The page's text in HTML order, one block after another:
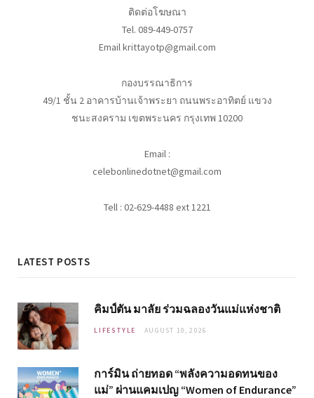
ติดต่อโฆษณา
Tel. 089-449-0757
Email krittayotp@gmail.com
กองบรรณาธิการ
49/1 ชั้น 2 อาคารบ้านเจ้าพระยา ถนนพระอาทิตย์ แขวง
ชนะสงคราม เขตพระนคร กรุงเทพ 10200
Email :
celebonlinedotnet@gmail.com
Tell : 02-629-4488 ext 1221
LATEST POSTS
คิมป์ตัน มาลัย ร่วมฉลองวันแม่แห่งชาติ
LIFESTYLE AUGUST 10, 2026
การ์มิน ถ่ายทอด “พลังความอดทนของ
แม่” ผ่านแคมเปญ “Women of Endurance”